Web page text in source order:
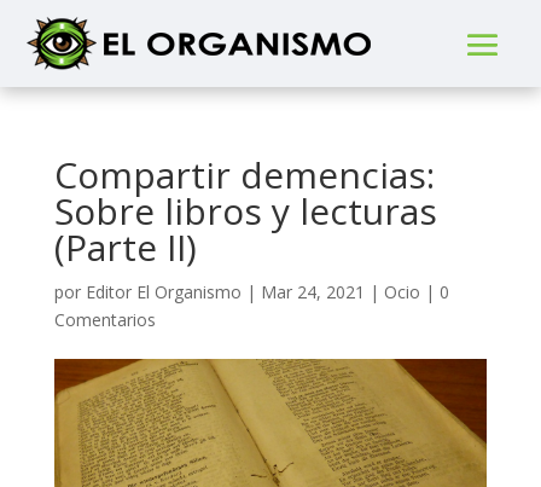
Compartir demencias:
Sobre libros y lecturas
(Parte II)
por Editor El Organismo | Mar 24, 2021 | Ocio | 0
Comentarios